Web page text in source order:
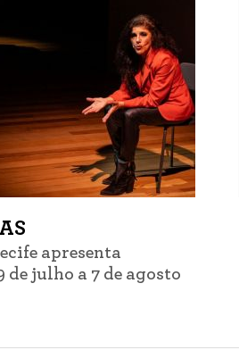
apresenta
de julho a 7 de agosto